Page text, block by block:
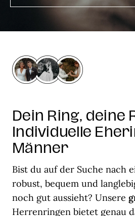
Dein Ring, deine
Individuelle
Männer
Bist du auf der Suche nach
robust, bequem und
noch gut aussieht? Unsere
Herrenringen bietet genau